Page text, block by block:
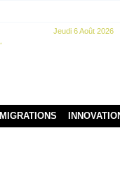
Jeudi 6 Août 2026
MIGRATIONS